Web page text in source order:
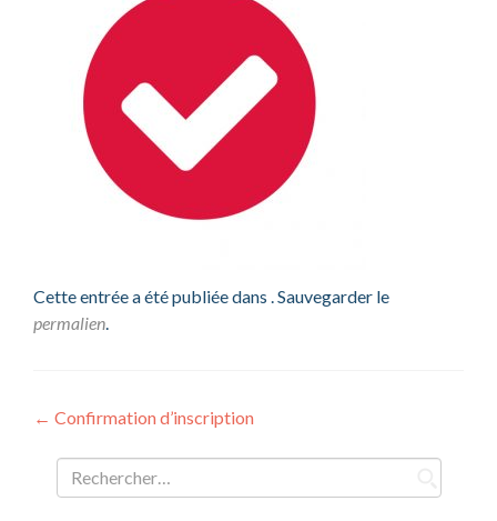
Cette entrée a été publiée dans . Sauvegarder le
permalien.
Navigation
de
l’article
← Confirmation d’inscription
Rechercher :